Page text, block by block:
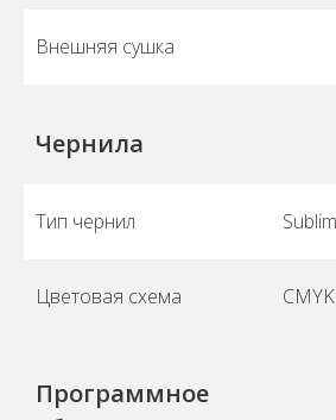
Внешняя сушка
Чернила
Тип чернил
Цветовая схема CMYK
Программное